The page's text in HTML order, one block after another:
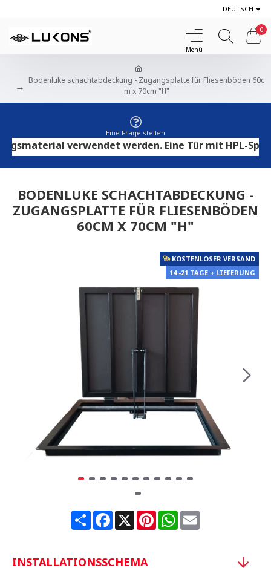
DEUTSCH
0
Bodenluke schachtabdeckung - Zugangsplatte für Fliesenböden 60c
m x 70cm "H"
Eine Frage stellen
verwendet werden. Eine Tür mit HPL-
BODENLUKE SCHACHTABDECKUNG -
ZUGANGSPLATTE FÜR FLIESENBÖDEN
60CM X 70CM "H"
KOSTENLOSER VERSAND
14 -21 TAGE + LIEFERUNG
ShareFacebook
X PinterestWhatsApp
Email
INSTALLATIONSSCHEMA